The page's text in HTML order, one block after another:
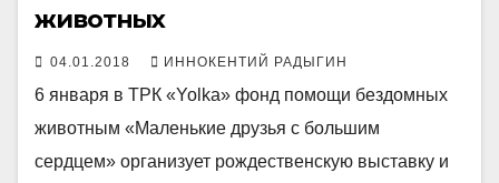
животных
04.01.2018 ИННОКЕНТИЙ РАДЫГИН
6 января в ТРК «Yolka» фонд помощи бездомных
животным «Маленькие друзья с большим
сердцем» организует рождественскую выставку и